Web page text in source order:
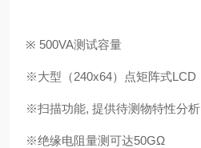
※ 500VA测试容量
※大型（240x64）点矩阵式LCD
※扫描功能, 提供待测物特性分析
※绝缘电阻量测可达50GΩ